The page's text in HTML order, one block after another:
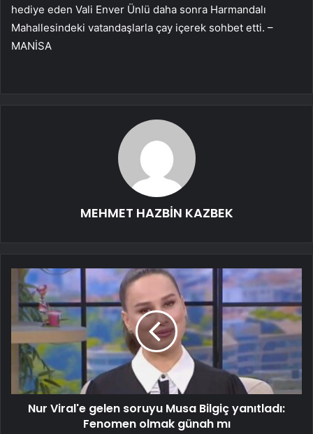
hediye eden Vali Enver Ünlü daha sonra Harmandalı
Mahallesindeki vatandaşlarla çay içerek sohbet etti. –
MANİSA
MEHMET HAZBİN KAZBEK
Nur Viral'e gelen soruyu Musa Bilgiç yanıtladı:
Fenomen olmak günah mı